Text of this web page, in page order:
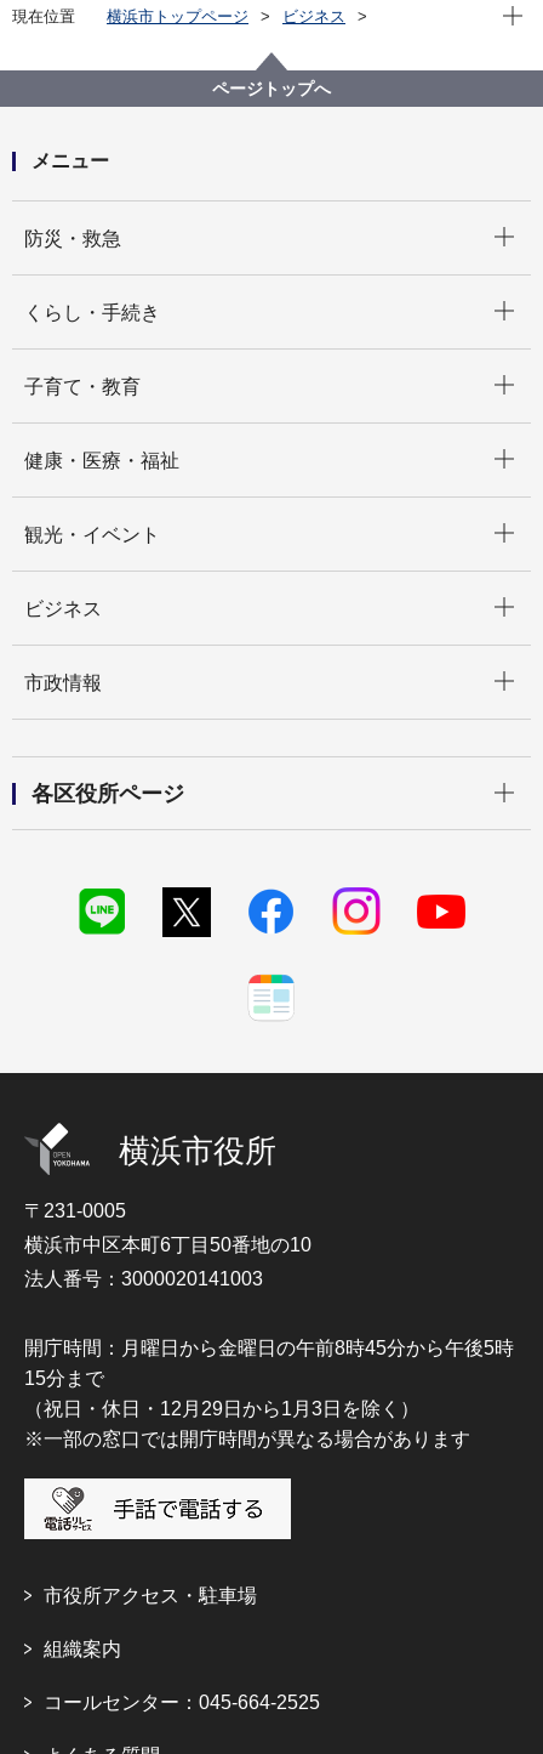
現在位置 横浜市トップページ
ビジネス
環境・省エネに関する取組・補助制度等
横浜市建築物環境配慮制度（CASBEE横浜）
CASBEE横浜(2000㎡以上の建築物）
Ｑ＆Ａ
現在
ページトップへ
メニュー
防災・救急
くらし・手続き
子育て・教育
健康・医療・福祉
観光・イベント
ビジネス
市政情報
各区役所ページ
横浜市役所
〒231-0005
横浜市中区本町6丁目50番地の10
法人番号：3000020141003
開庁時間：月曜日から金曜日の午前8時45分から午後5時
15分まで
（祝日・休日・12月29日から1月3日を除く）
※一部の窓口では開庁時間が異なる場合があります
市役所アクセス・駐車場
組織案内
コールセンター：045-664-2525